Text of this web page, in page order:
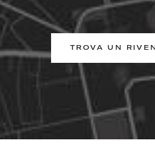
TROVA UN